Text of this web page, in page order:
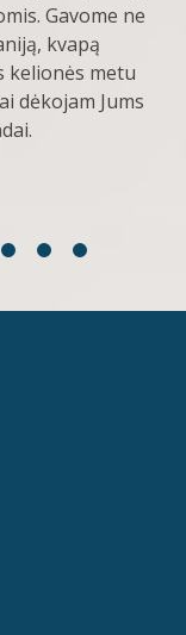
Gavome ne
kvapą
kelionės metu
dėkojam Jums